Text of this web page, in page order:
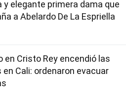
y elegante primera dama que
a Abelardo De La Espriella
en Cristo Rey encendió las
en Cali: ordenaron evacuar